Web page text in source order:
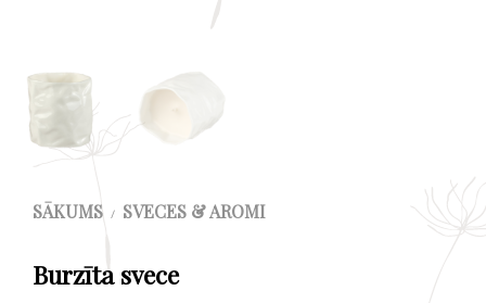
SĀKUMS / SVECES & AROMI
Burzīta svece